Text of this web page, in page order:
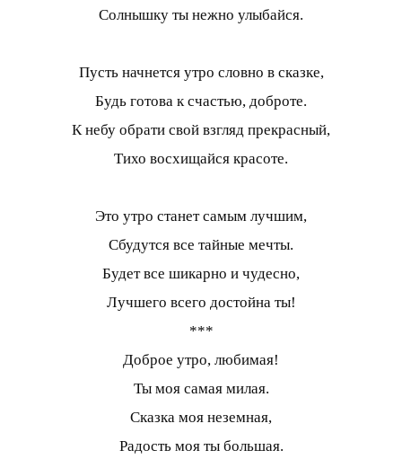
Солнышку ты нежно улыбайся.
Пусть начнется утро словно в сказке,
Будь готова к счастью, доброте.
К небу обрати свой взгляд прекрасный,
Тихо восхищайся красоте.
Это утро станет самым лучшим,
Сбудутся все тайные мечты.
Будет все шикарно и чудесно,
Лучшего всего достойна ты!
***
Доброе утро, любимая!
Ты моя самая милая.
Сказка моя неземная,
Радость моя ты большая.